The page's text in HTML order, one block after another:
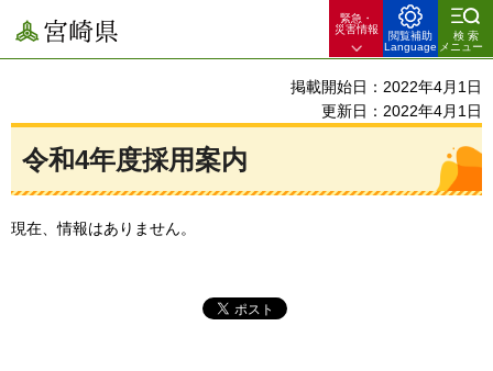
宮崎県
緊急・
災害情報
閲覧補助
Language
検索
メニュー
掲載開始日：2022年4月1日
更新日：2022年4月1日
令和4年度採用案内
現在、情報はありません。